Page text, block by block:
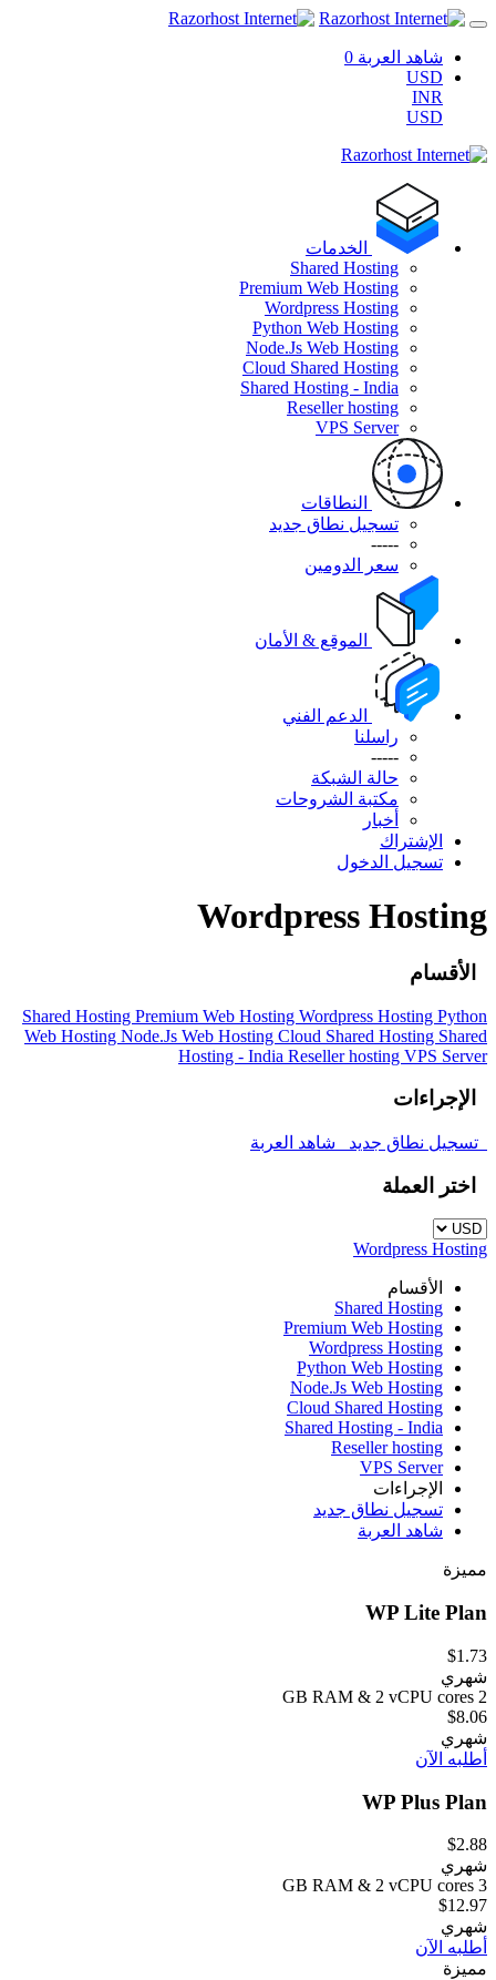
شاهد العربة 0
USD
INR
USD
الخدمات
Shared Hosting
Premium Web Hosting
Wordpress Hosting
Python Web Hosting
Node.Js Web Hosting
Cloud Shared Hosting
Shared Hosting - India
Reseller hosting
VPS Server
النطاقات
تسجيل نطاق جديد
-----
سعر الدومين
الموقع & الأمان
الدعم الفني
راسلنا
-----
حالة الشبكة
مكتبة الشروحات
أخبار
الإشتراك
تسجيل الدخول
Wordpress Hosting
الأقسام
Shared Hosting Premium Web Hosting Wordpress Hosting Python
Web Hosting Node.Js Web Hosting Cloud Shared Hosting Shared
Hosting - India Reseller hosting VPS Server
الإجراءات
تسجيل نطاق جديد شاهد العربة
اختر العملة
Wordpress Hosting
الأقسام
Shared Hosting
Premium Web Hosting
Wordpress Hosting
Python Web Hosting
Node.Js Web Hosting
Cloud Shared Hosting
Shared Hosting - India
Reseller hosting
VPS Server
الإجراءات
تسجيل نطاق جديد
شاهد العربة
مميزة
WP Lite Plan
$1.73
شهري
2 GB RAM & 2 vCPU cores
$8.06
شهري
أطلبه الآن
WP Plus Plan
$2.88
شهري
3 GB RAM & 2 vCPU cores
$12.97
شهري
أطلبه الآن
مميزة